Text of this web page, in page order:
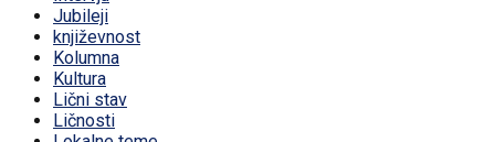
Jubileji
književnost
Kolumna
Kultura
Lični stav
Ličnosti